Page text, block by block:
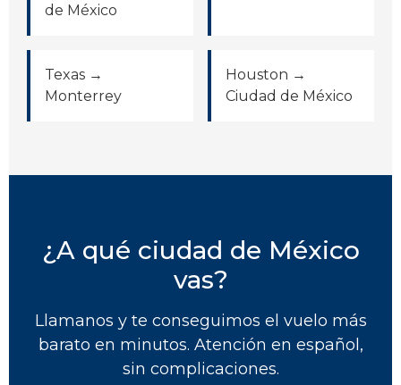
de México
Texas →
Monterrey
Houston →
Ciudad de México
¿A qué ciudad de México
vas?
Llamanos y te conseguimos el vuelo más
barato en minutos. Atención en español,
sin complicaciones.